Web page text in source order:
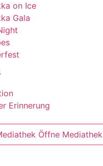
on Ice
Gala
Erinnerung
Öffne Mediathek